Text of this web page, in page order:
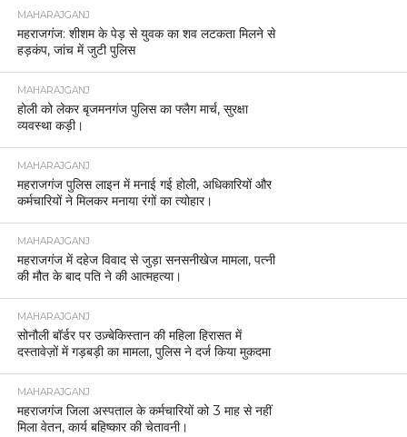
MAHARAJGANJ
महराजगंज: शीशम के पेड़ से युवक का शव लटकता मिलने से
हड़कंप, जांच में जुटी पुलिस
MAHARAJGANJ
होली को लेकर बृजमनगंज पुलिस का फ्लैग मार्च, सुरक्षा
व्यवस्था कड़ी।
MAHARAJGANJ
महराजगंज पुलिस लाइन में मनाई गई होली, अधिकारियों और
कर्मचारियों ने मिलकर मनाया रंगों का त्योहार।
MAHARAJGANJ
महराजगंज में दहेज विवाद से जुड़ा सनसनीखेज मामला, पत्नी
की मौत के बाद पति ने की आत्महत्या।
MAHARAJGANJ
सोनौली बॉर्डर पर उज़्बेकिस्तान की महिला हिरासत में
दस्तावेज़ों में गड़बड़ी का मामला, पुलिस ने दर्ज किया मुकदमा
MAHARAJGANJ
महराजगंज जिला अस्पताल के कर्मचारियों को 3 माह से नहीं
मिला वेतन, कार्य बहिष्कार की चेतावनी।